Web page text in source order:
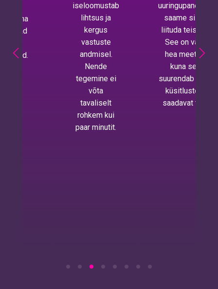
kuna
iseloomustab
lihtsus ja
kergus
vastuste
andmisel.
Nende
tegemine ei
võta
tavaliselt
rohkem kui
paar minutit.
uuringupaneelis,
saame siiski
liituda teisega.
See on väga
hea meetod,
kuna see
suurendab meie
küsitlustest
saadavat tulu.